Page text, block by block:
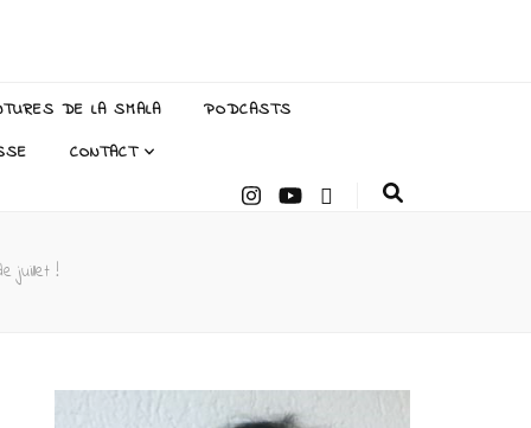
DE LA SMALA
PODCASTS
CONTACT
juillet !